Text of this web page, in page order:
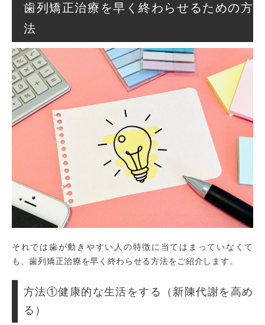
歯列矯正治療を早く終わらせるための方
法
それでは歯が動きやすい人の特徴に当てはまっていなくて
も、歯列矯正治療を早く終わらせる方法をご紹介します。
方法①健康的な生活をする（新陳代謝を高め
る）